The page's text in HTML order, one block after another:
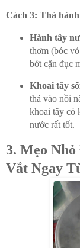
Cách 3: Thả
Hành tây
thơm (bóc
bớt cặn đục
Khoai tây
thả vào nồi
khoai tây có
nước rất tốt.
3. Mẹo
Vắt Ngay